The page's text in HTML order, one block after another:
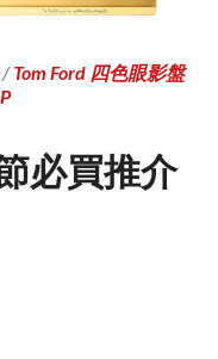
Tom Ford 四色眼影盤
必買推介